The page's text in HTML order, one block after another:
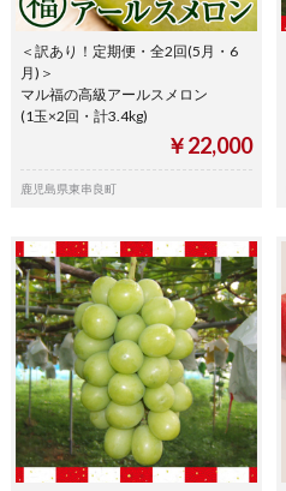
＜訳あり！定期便・全2回(5月・6
月)＞
マル福の高級アールスメロン
(1玉×2回・計3.4kg)
￥22,000
鹿児島県東串良町